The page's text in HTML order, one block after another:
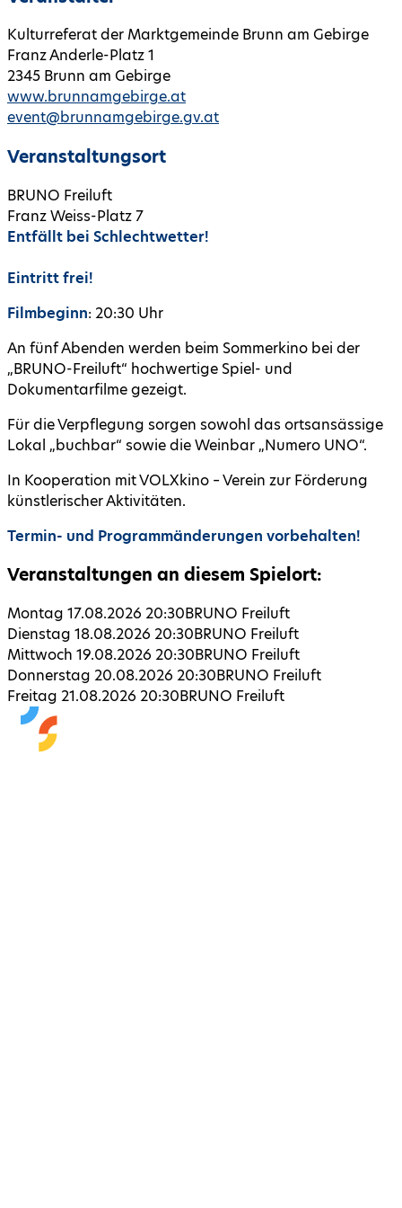
Kulturreferat der Marktgemeinde Brunn am Gebirge
Franz Anderle-Platz 1
2345 Brunn am Gebirge
www.brunnamgebirge.at
event@brunnamgebirge.gv.at
Veranstaltungsort
BRUNO Freiluft
Franz Weiss-Platz 7
Entfällt bei Schlechtwetter!
Eintritt frei!
Filmbeginn: 20:30 Uhr
An fünf Abenden werden beim Sommerkino bei der
„BRUNO-Freiluft“ hochwertige Spiel- und
Dokumentarfilme gezeigt.
Für die Verpflegung sorgen sowohl das ortsansässige
Lokal „buchbar“ sowie die Weinbar „Numero UNO“.
In Kooperation mit VOLXkino – Verein zur Förderung
künstlerischer Aktivitäten.
Termin- und Programmänderungen vorbehalten!
Veranstaltungen an diesem Spielort:
Montag 17.08.2026 20:30BRUNO Freiluft
Dienstag 18.08.2026 20:30BRUNO Freiluft
Mittwoch 19.08.2026 20:30BRUNO Freiluft
Donnerstag 20.08.2026 20:30BRUNO Freiluft
Freitag 21.08.2026 20:30BRUNO Freiluft